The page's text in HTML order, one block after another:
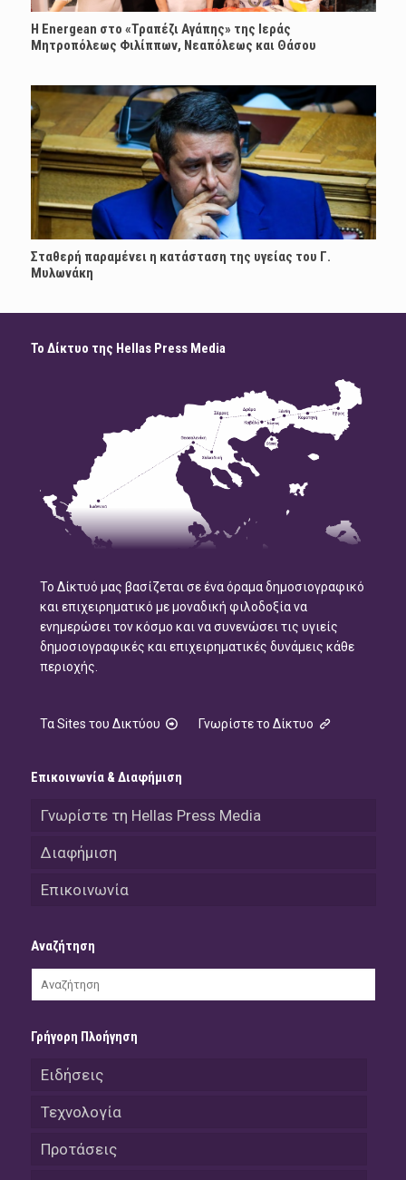
H Energean στο «Τραπέζι Αγάπης» της Ιεράς
Μητροπόλεως Φιλίππων, Νεαπόλεως και Θάσου
Σταθερή παραμένει η κατάσταση της υγείας του Γ.
Μυλωνάκη
Το Δίκτυο της Hellas Press Media
Το Δίκτυό μας βασίζεται σε ένα όραμα δημοσιογραφικό
και επιχειρηματικό με μοναδική φιλοδοξία να
ενημερώσει τον κόσμο και να συνενώσει τις υγιείς
δημοσιογραφικές και επιχειρηματικές δυνάμεις κάθε
περιοχής.
Τα Sites του Δικτύου Γνωρίστε το Δίκτυο
Επικοινωνία & Διαφήμιση
Γνωρίστε τη Hellas Press Media
Διαφήμιση
Επικοινωνία
Αναζήτηση
Γρήγορη Πλοήγηση
Ειδήσεις
Τεχνολογία
Προτάσεις